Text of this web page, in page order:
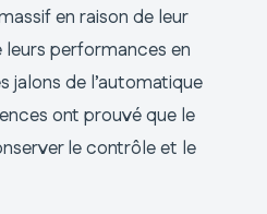
en raison de leur
performances en
jalons de l’automatique
ont prouvé que le
le contrôle et le